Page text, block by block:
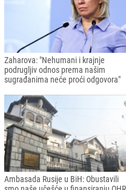
Blinken: "U slučaju ruske blokade
rezervna opcija"